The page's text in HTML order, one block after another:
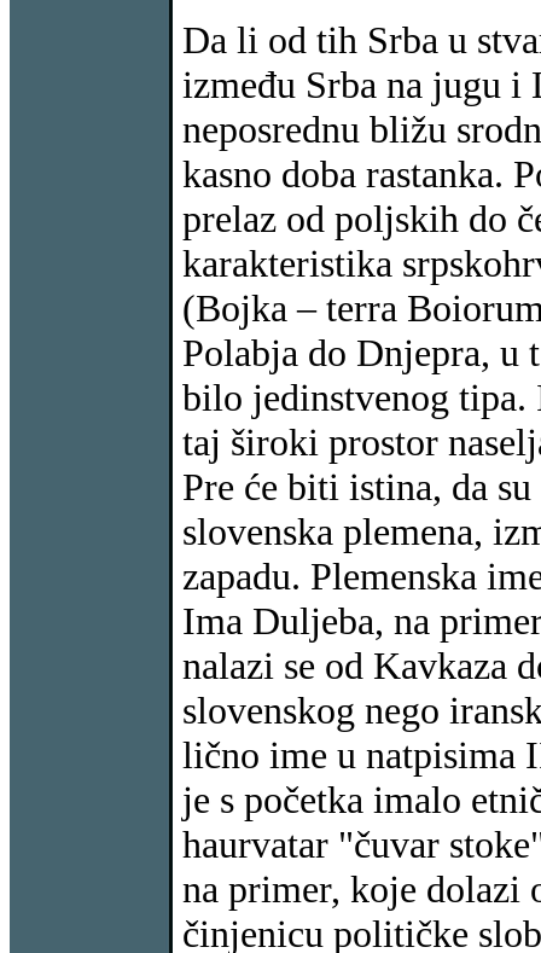
Da li od tih Srba u
između Srba na jugu i
neposrednu bližu
kasno doba rastanka.
prelaz od poljskih do
karakteristika
(Bojka – terra
Polabja do Dnjepra, u
bilo jedinstvenog tipa.
taj široki prostor
Pre će biti istina, da
slovenska plemena,
zapadu. Plemenska
Ima Duljeba, na
nalazi se od Kavkaza
slovenskog nego
lično ime u natpisima
je s početka imalo
haurvatar "čuvar
na primer, koje dolazi
činjenicu političke